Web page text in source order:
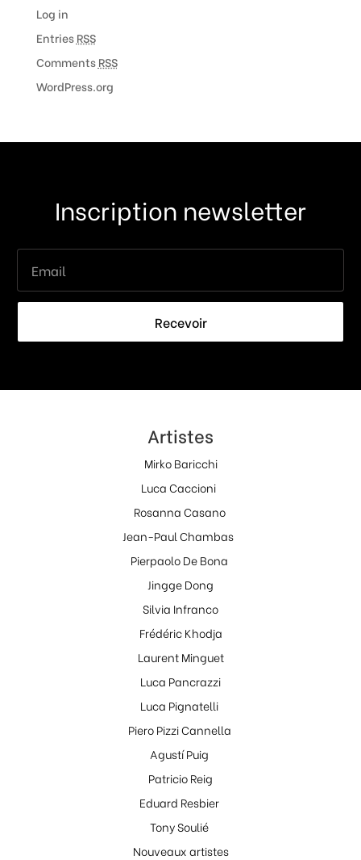
Log in
EntriesRSS
CommentsRSS
WordPress.org
Inscription newsletter
Recevoir
Artistes
Mirko Baricchi
Luca Caccioni
Rosanna Casano
Jean-Paul Chambas
Pierpaolo De Bona
Jingge Dong
Silvia Infranco
Frédéric Khodja
Laurent Minguet
Luca Pancrazzi
Luca Pignatelli
Piero Pizzi Cannella
Agustí Puig
Patricio Reig
Eduard Resbier
Tony Soulié
Nouveaux artistes